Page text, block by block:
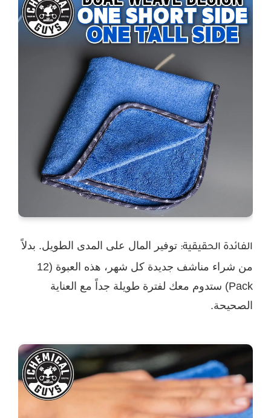
الفائدة الحقيقية: توفير المال على المدى الطويل. بدلاً
من شراء مناشف جديدة كل شهر، هذه العبوة (12
Pack) ستدوم معك لفترة طويلة جداً مع العناية
الصحيحة.